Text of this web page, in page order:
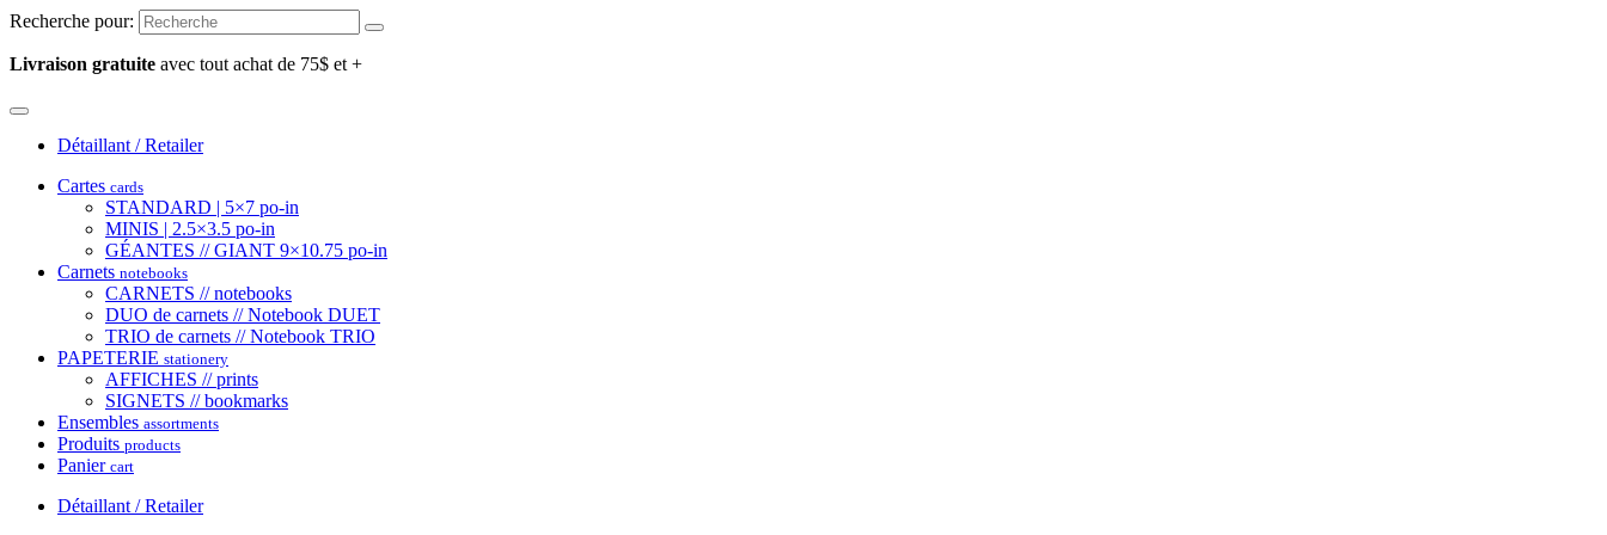
Recherche pour:
Livraison gratuite avec tout achat de 75$ et +
Détaillant / Retailer
Cartes cards
STANDARD | 5×7 po-in
MINIS | 2.5×3.5 po-in
GÉANTES // GIANT 9×10.75 po-in
Carnets notebooks
CARNETS // notebooks
DUO de carnets // Notebook DUET
TRIO de carnets // Notebook TRIO
PAPETERIE stationery
AFFICHES // prints
SIGNETS // bookmarks
Ensembles assortments
Produits products
Panier cart
Détaillant / Retailer